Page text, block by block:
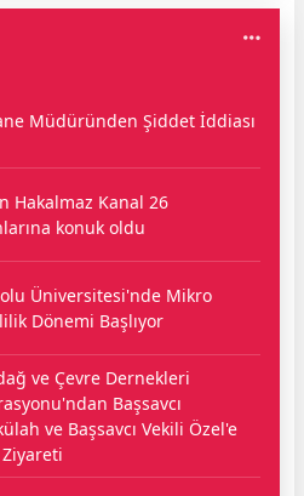
Müdüründen Şiddet İddiası
Hakalmaz Kanal 26
konuk oldu
Üniversitesi'nde Mikro
Dönemi Başlıyor
ve Çevre Dernekleri
Başsavcı
ve Başsavcı Vekili Özel'e